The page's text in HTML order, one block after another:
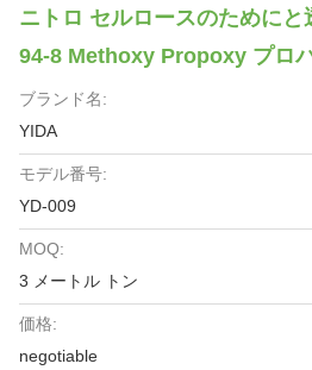
ニトロ セルロースのために
94-8 Methoxy Propoxy プロ
ブランド名:
YIDA
モデル番号:
YD-009
MOQ:
3 メートル トン
価格:
negotiable